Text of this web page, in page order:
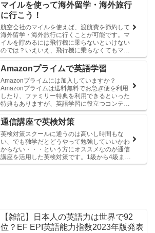
マイルを使って海外留学・海外旅行
に行こう！
航空会社のマイルを使えば、渡航費を節約して
海外留学・海外旅行に行くことが可能です。マ
イルを貯めるには飛行機に乗らないといけない
のでは？いえいえ、飛行機に乗らなくてもマイ
ルを貯める方法はあるのです！
Amazonプライムで英語学習
Amazonプライムには加入していますか？
Amazonプライムは送料無料でお急ぎ便を利用
したり、ファミリー特典を利用できるといった
特典もありますが、英語学習に役立つコンテン
ツも満載です！
通信講座で英検対策
英検対策スクールに通うのは高いし時間もな
い、でも独学だとどうやって勉強していいかわ
からない・・・という方にオススメなのが通信
講座を活用した英検対策です。1級から4級ま
で、幅広いラインナップが揃っています！
【雑記】日本人の英語力は世界で92
位？EF EPI英語能力指数2023年版発表